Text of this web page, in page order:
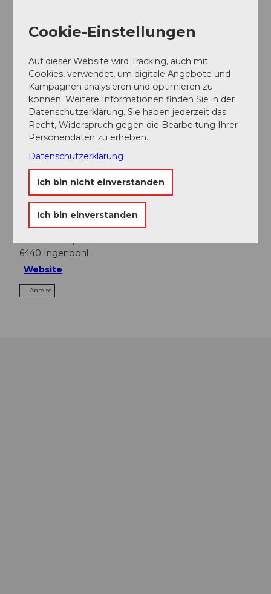
In der Nähe Auf der Karte anschauen
Veranstaltung
Essen und Trinken
Veranstaltungsort
Seehotel Waldstätterhof
6440 Ingenbohl
Website
Anreise
Cookie-Einstellungen
Auf dieser Website wird Tracking, auch mit
Cookies, verwendet, um digitale Angebote und
Kampagnen analysieren und optimieren zu
können. Weitere Informationen finden Sie in der
Datenschutzerklärung. Sie haben jederzeit das
Recht, Widerspruch gegen die Bearbeitung Ihrer
Personendaten zu erheben.
Datenschutzerklärung
Ich bin nicht einverstanden
Ich bin einverstanden